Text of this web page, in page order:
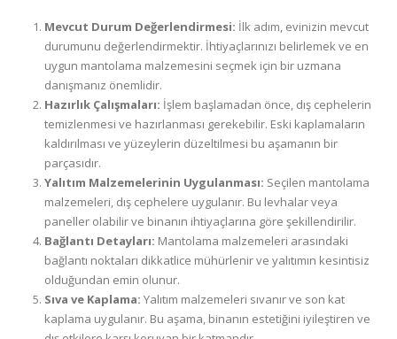
Mevcut Durum Değerlendirmesi: İlk adım, evinizin mevcut
durumunu değerlendirmektir. İhtiyaçlarınızı belirlemek ve en
uygun mantolama malzemesini seçmek için bir uzmana
danışmanız önemlidir.
Hazırlık Çalışmaları: İşlem başlamadan önce, dış cephelerin
temizlenmesi ve hazırlanması gerekebilir. Eski kaplamaların
kaldırılması ve yüzeylerin düzeltilmesi bu aşamanın bir
parçasıdır.
Yalıtım Malzemelerinin Uygulanması: Seçilen mantolama
malzemeleri, dış cephelere uygulanır. Bu levhalar veya
paneller olabilir ve binanın ihtiyaçlarına göre şekillendirilir.
Bağlantı Detayları: Mantolama malzemeleri arasındaki
bağlantı noktaları dikkatlice mühürlenir ve yalıtımın kesintisiz
olduğundan emin olunur.
Sıva ve Kaplama: Yalıtım malzemeleri sıvanır ve son kat
kaplama uygulanır. Bu aşama, binanın estetiğini iyileştiren ve